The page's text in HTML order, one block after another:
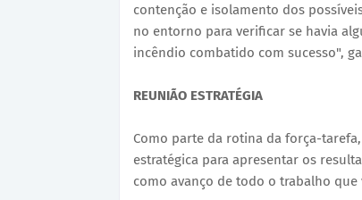
contenção e isolamento dos
no entorno para verificar se havia
incêndio combatido com sucesso",
REUNIÃO ESTRATÉGIA
Como parte da rotina da força-
estratégica para apresentar os
como avanço de todo o trabalho